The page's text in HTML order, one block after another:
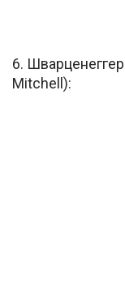
6.
Mitchell):